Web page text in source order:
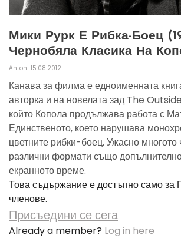
Мики Рурк Е Рибка-Боец
Чернобяла Класика На
Anton 15.08.2012
Канава за филма е едноименната
авторка и на новелата зад The
който Копола продължава работа с
Единственото, което нарушава
цветните рибки-боец. Ужасно многото
различни формати също
екранното време.
Това съдържание е достъпно само за
членове.
Присъедини се сега
Already a member? Log in here